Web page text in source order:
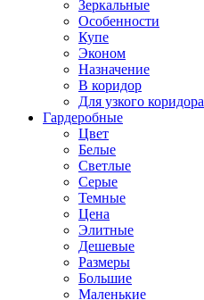
Зеркальные
Особенности
Купе
Эконом
Назначение
В коридор
Для узкого коридора
Гардеробные
Цвет
Белые
Светлые
Серые
Темные
Цена
Элитные
Дешевые
Размеры
Большие
Маленькие